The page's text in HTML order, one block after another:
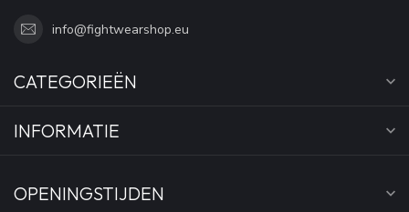
info@fightwearshop.eu
CATEGORIEËN
INFORMATIE
OPENINGSTIJDEN